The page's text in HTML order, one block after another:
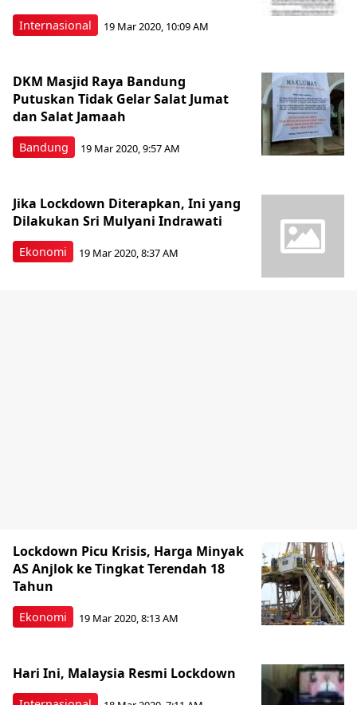
Internasional 19 Mar 2020, 10:09 AM
Bandung
DKM Masjid Raya Bandung
Putuskan Tidak Gelar Salat Jumat
dan Salat Jamaah
19 Mar 2020, 9:57 AM
Ekonomi
Jika Lockdown Diterapkan, Ini yang
Dilakukan Sri Mulyani Indrawati
19 Mar 2020, 8:37 AM
Ekonomi
Lockdown Picu Krisis, Harga Minyak
AS Anjlok ke Tingkat Terendah 18
Tahun
19 Mar 2020, 8:13 AM
Hari Ini, Malaysia Resmi Lockdown